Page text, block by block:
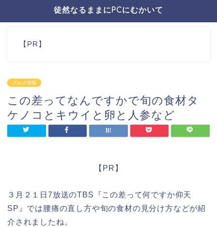
徒然なるままにPCにむかいて
【PR】
グルメ情報
この差ってなんですかで旬の食材タ
ケノコとキウイと卵と人参など
【PR】
３月２１日7放送のTBS『この差って何ですか仰天
SP』では腰痛の直し方や旬の食材の見分け方などが紹
介されましたね。